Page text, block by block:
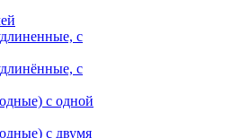
с
с
с одной
с двумя